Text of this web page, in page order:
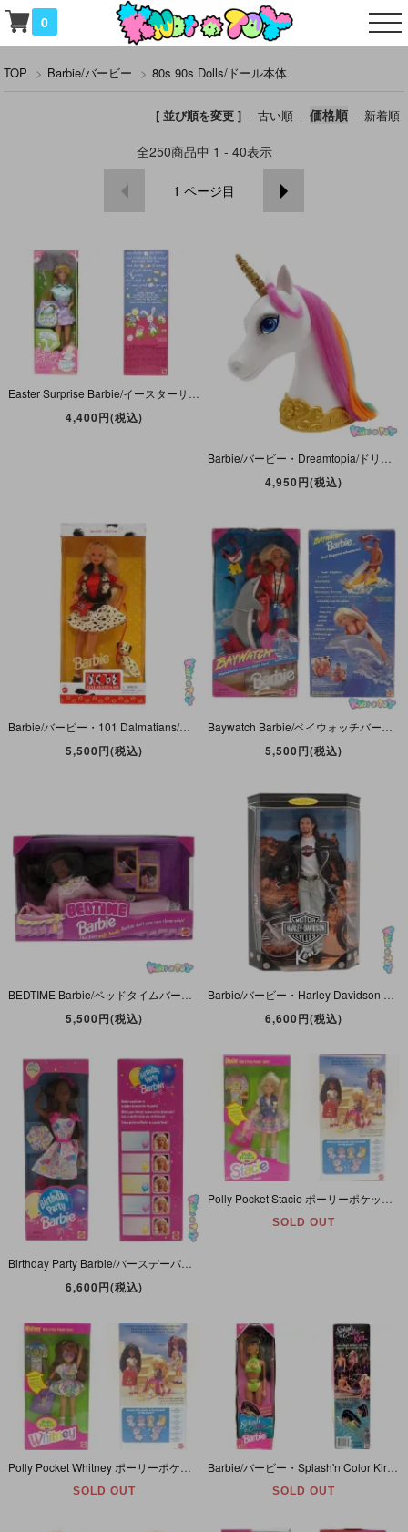
0
TOP > Barbie/バービー > 80s 90s Dolls/ドール本体
[ 並び順を変更 ] - 古い順 - 価格順 - 新着順
全250商品中 1 - 40表示
1 ページ目
Easter Surprise Barbie/イースターサプライズバービー・1998年
4,400円(税込)
4,950円(税込)
Barbie/バービー・101 Dalmatians/ダルメシアンズ/101匹わんちゃん・1997年・MATTEL
5,500円(税込) 5,500円(税込)
5,500円(税込) 6,600円(税込)
Birthday Party Barbie/バースデーパーティーバービー・African American/アフリカンアメリカン(黒人)・1997年・MATTEL・バースデーバービー
6,600円(税込)
SOLD OUT
SOLD OUT SOLD OUT